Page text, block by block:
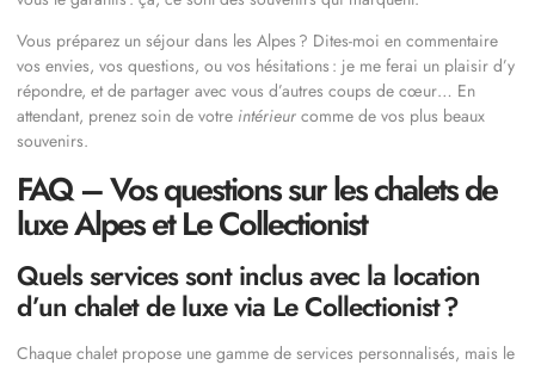
Vous préparez un séjour dans les Alpes ? Dites-moi en commentaire
vos envies, vos questions, ou vos hésitations : je me ferai un plaisir d’y
répondre, et de partager avec vous d’autres coups de cœur… En
attendant, prenez soin de votre intérieur comme de vos plus beaux
souvenirs.
FAQ – Vos questions sur les chalets de
luxe Alpes et Le Collectionist
Quels services sont inclus avec la location
d’un chalet de luxe via Le Collectionist ?
Chaque chalet propose une gamme de services personnalisés, mais le